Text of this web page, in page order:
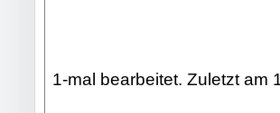
1-mal bearbeitet. Zuletzt am